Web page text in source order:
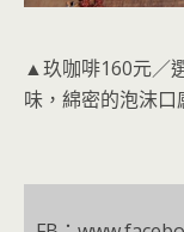
▲玖咖啡160元／
味，綿密的泡沫口